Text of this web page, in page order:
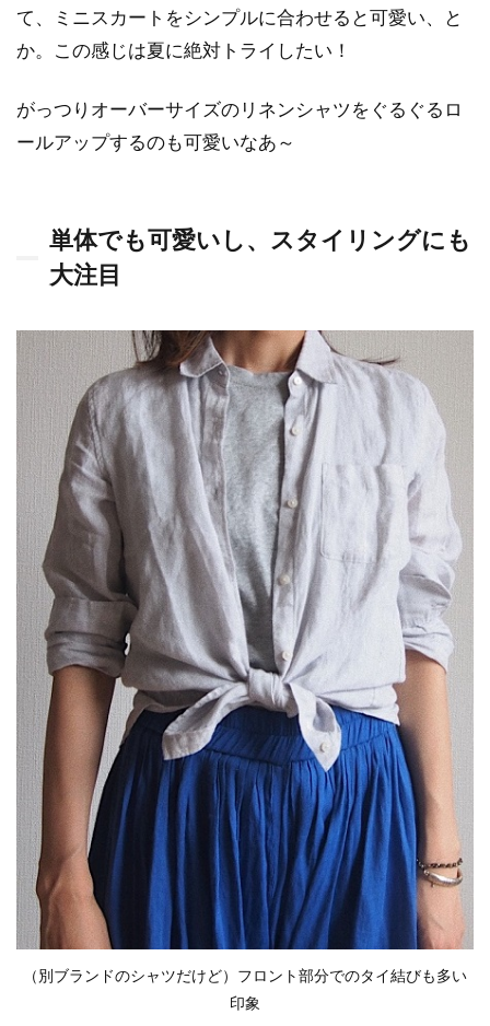
イリ
にも
目
0.3
0.4
9割ナ
ラル
素材
を使
用し
てい
るエ
シカ
ルブ
ラン
ド
1
ま
と
め
て、ミニスカートをシンプルに合わせると可愛い、と
か。この感じは夏に絶対トライしたい！
がっつりオーバーサイズのリネンシャツをぐるぐるロ
ールアップするのも可愛いなあ～
単体でも可愛いし、スタイリングにも
大注目
（別ブランドのシャツだけど）フロント部分でのタイ結びも多い
印象